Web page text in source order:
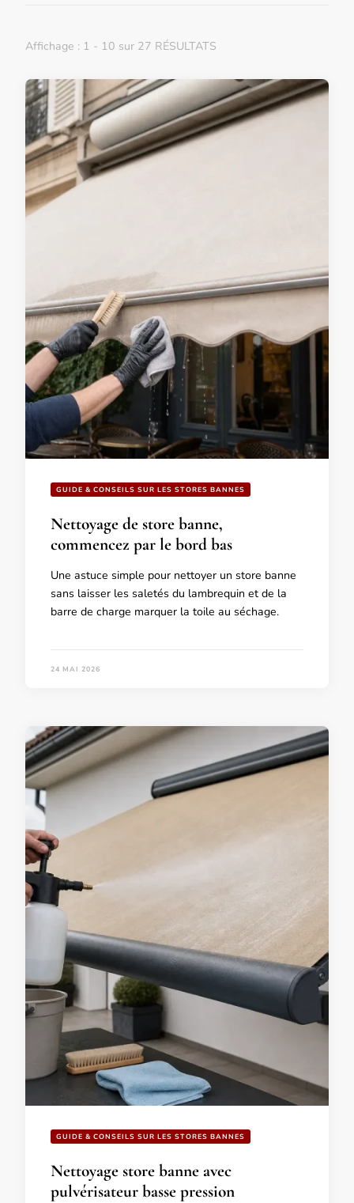
Affichage : 1 - 10 sur 27 RÉSULTATS
GUIDE & CONSEILS SUR LES STORES BANNES
Nettoyage de store banne,
commencez par le bord bas
Une astuce simple pour nettoyer un store banne
sans laisser les saletés du lambrequin et de la
barre de charge marquer la toile au séchage.
24 MAI 2026
GUIDE & CONSEILS SUR LES STORES BANNES
Nettoyage store banne avec
pulvérisateur basse pression